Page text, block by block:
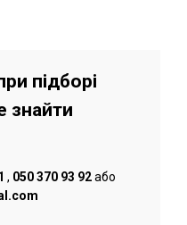
підборі
знайти
, 050 370 93 92або